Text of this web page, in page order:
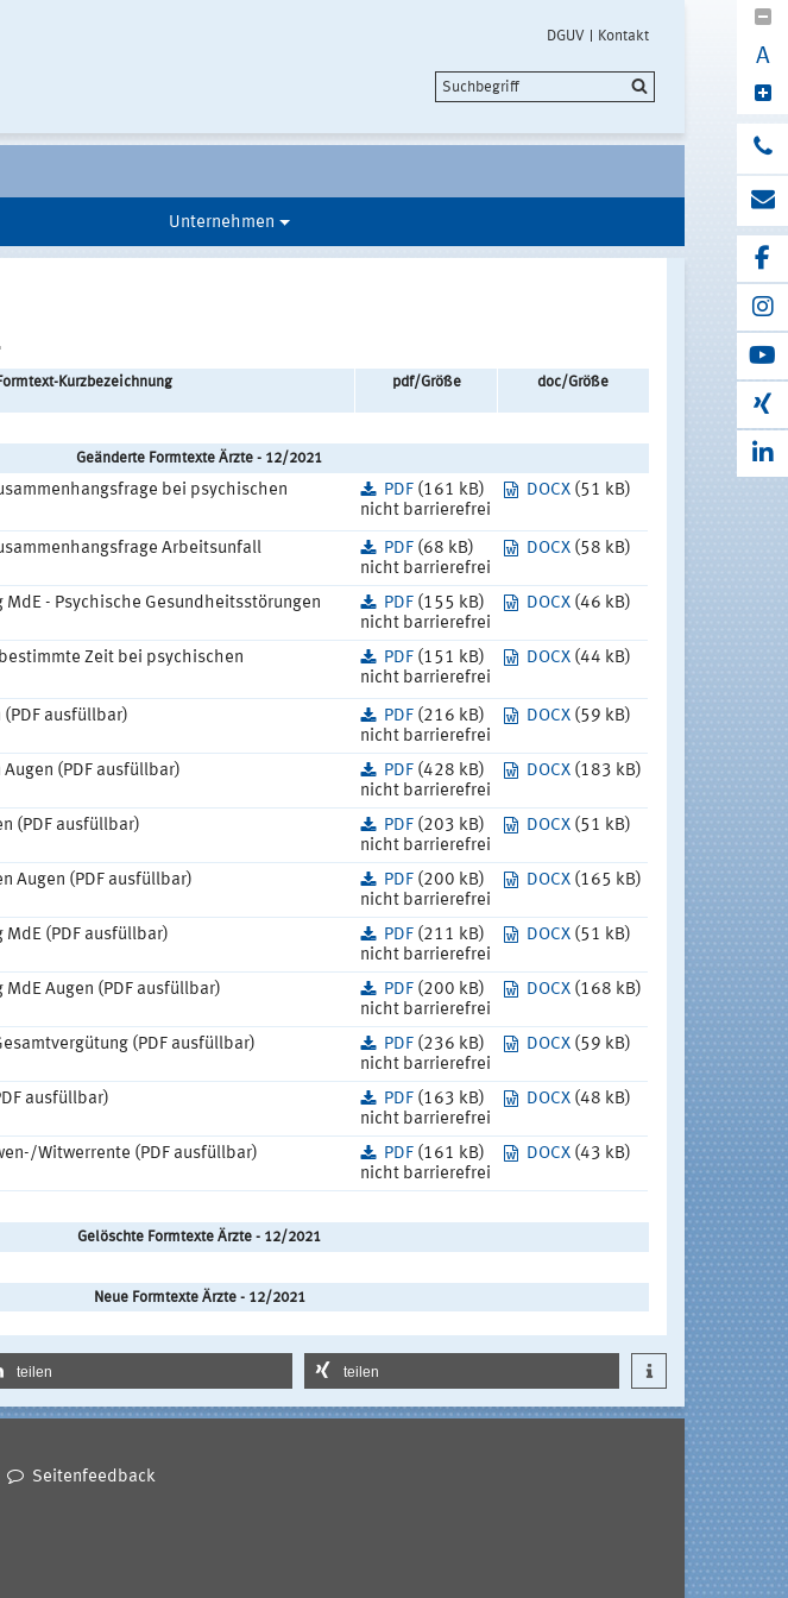
DGUV Kontakt
A
Unternehmen
Kurzbezeichnung pdf/Größe doc/Größe
Geänderte Formtexte Ärzte - 12/2021
bei psychischen
PDF (161 kB)
nicht barrierefrei
DOCX (51 kB)
Arbeitsunfall PDF (68 kB)
nicht barrierefrei
DOCX (58 kB)
- Psychische Gesundheitsstörungen PDF (155 kB)
nicht barrierefrei
DOCX (46 kB)
Zeit bei psychischen
PDF (151 kB)
nicht barrierefrei
DOCX (44 kB)
ausfüllbar) PDF (216 kB)
nicht barrierefrei
DOCX (59 kB)
(PDF ausfüllbar) PDF (428 kB)
nicht barrierefrei
DOCX (183 kB)
(PDF ausfüllbar) PDF (203 kB)
nicht barrierefrei
DOCX (51 kB)
Augen (PDF ausfüllbar) PDF (200 kB)
nicht barrierefrei
DOCX (165 kB)
(PDF ausfüllbar) PDF (211 kB)
nicht barrierefrei
DOCX (51 kB)
Augen (PDF ausfüllbar) PDF (200 kB)
nicht barrierefrei
DOCX (168 kB)
(PDF ausfüllbar) PDF (236 kB)
nicht barrierefrei
DOCX (59 kB)
ausfüllbar) PDF (163 kB)
nicht barrierefrei
DOCX (48 kB)
Witwerrente (PDF ausfüllbar) PDF (161 kB)
nicht barrierefrei
DOCX (43 kB)
Gelöschte Formtexte Ärzte - 12/2021
Neue Formtexte Ärzte - 12/2021
teilen teilen
Seitenfeedback